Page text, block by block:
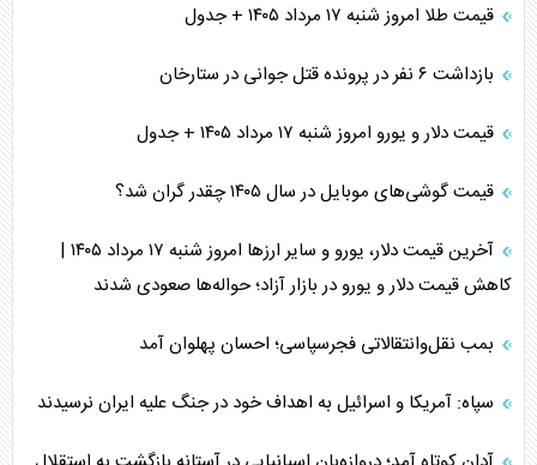
قیمت طلا امروز شنبه ۱۷ مرداد ۱۴۰۵ + جدول
بازداشت ۶ نفر در پرونده قتل جوانی در ستارخان
قیمت دلار و یورو امروز شنبه ۱۷ مرداد ۱۴۰۵ + جدول
قیمت گوشی‌های موبایل در سال ۱۴۰۵ چقدر گران شد؟
آخرین قیمت دلار، یورو و سایر ارز‌ها امروز شنبه ۱۷ مرداد ۱۴۰۵ |
کاهش قیمت دلار و یورو در بازار آزاد؛ حواله‌ها صعودی شدند
بمب نقل‌وانتقالاتی فجرسپاسی؛ احسان پهلوان آمد
سپاه: آمریکا و اسرائیل به اهداف خود در جنگ علیه ایران نرسیدند